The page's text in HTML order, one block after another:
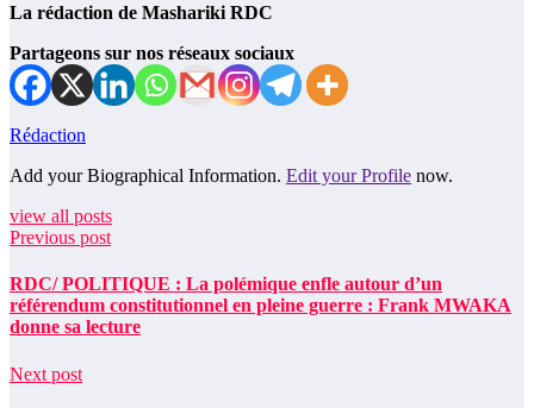
La rédaction de Mashariki RDC
Partageons sur nos réseaux sociaux
Rédaction
Add your Biographical Information. Edit your Profile now.
view all posts
Previous post
RDC/ POLITIQUE : La polémique enfle autour d’un
référendum constitutionnel en pleine guerre : Frank MWAKA
donne sa lecture
Next post